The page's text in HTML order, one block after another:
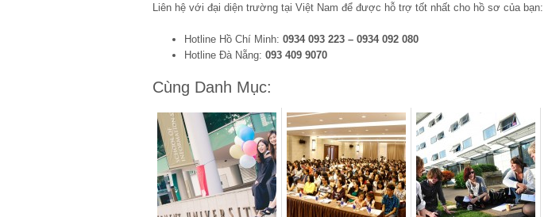
Liên hệ với đại diện trường tại Việt Nam để được hỗ trợ tốt nhất cho hồ sơ của bạn:
Hotline Hồ Chí Minh: 0934 093 223 – 0934 092 080
Hotline Đà Nẵng: 093 409 9070
Cùng Danh Mục: